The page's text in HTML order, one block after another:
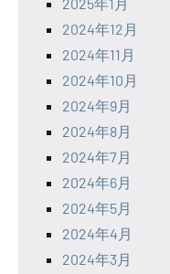
2024年12月
2024年11月
2024年10月
2024年9月
2024年8月
2024年7月
2024年6月
2024年5月
2024年4月
2024年3月